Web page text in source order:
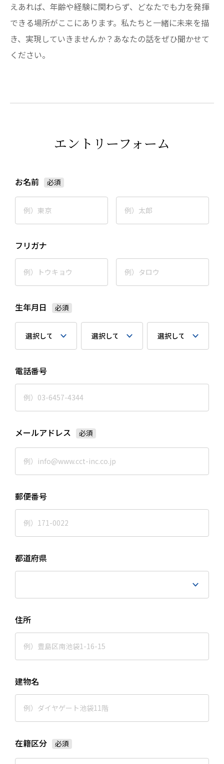
えあれば、年齢や経験に関わらず、どなたでも力を発揮
できる場所がここにあります。私たちと一緒に未来を描
き、実現していきませんか？あなたの話をぜひ聞かせて
ください。
エントリーフォーム